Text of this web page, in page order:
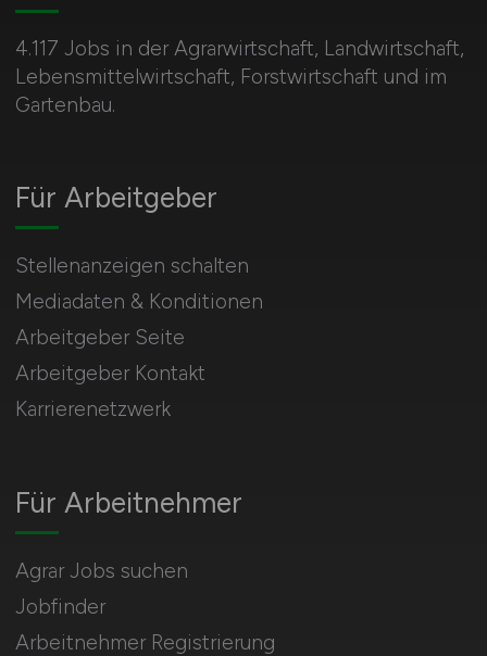
4.117 Jobs in der Agrarwirtschaft, Landwirtschaft,
Lebensmittelwirtschaft, Forstwirtschaft und im
Gartenbau.
Für Arbeitnehmer
Agrar Jobs suchen
Jobfinder
Arbeitnehmer Registrierung
Für Arbeitgeber
Stellenanzeigen schalten
Mediadaten & Konditionen
Arbeitgeber Seite
Arbeitgeber Kontakt
Karrierenetzwerk